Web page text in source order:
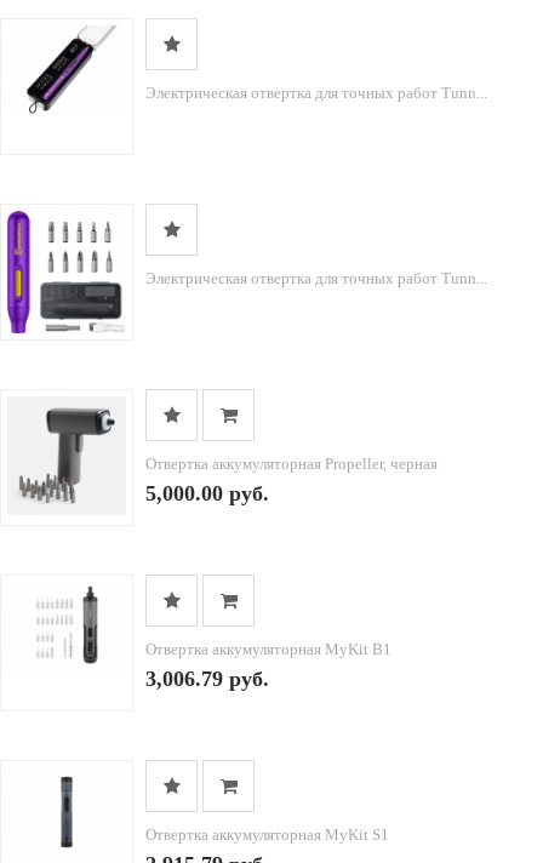
Электрическая отвертка для точных работ Tunn...
Электрическая отвертка для точных работ Tunn...
Отвертка аккумуляторная Propeller, черная
5,000.00 руб.
Отвертка аккумуляторная MyKit B1
3,006.79 руб.
Отвертка аккумуляторная MyKit S1